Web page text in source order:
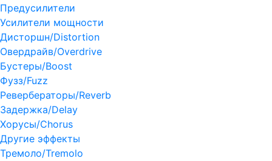
Предусилители
Усилители мощности
Дисторшн/Distortion
Овердрайв/Overdrive
Бустеры/Boost
Фузз/Fuzz
Ревербераторы/Reverb
Задержка/Delay
Хорусы/Chorus
Другие эффекты
Тремоло/Tremolo